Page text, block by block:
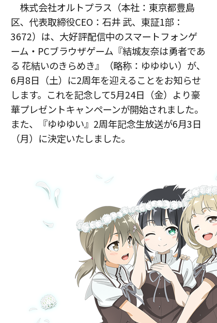
株式会社オルトプラス（本社：東京都豊島
区、代表取締役CEO：石井 武、東証1部：
3672）は、大好評配信中のスマートフォンゲ
ーム・PCブラウザゲーム『結城友奈は勇者であ
る 花結いのきらめき』（略称：ゆゆゆい）が、
6月8日（土）に2周年を迎えることをお知らせ
します。これを記念して5月24日（金）より豪
華プレゼントキャンペーンが開始されました。
また、『ゆゆゆい』2周年記念生放送が6月3日
（月）に決定いたしました。